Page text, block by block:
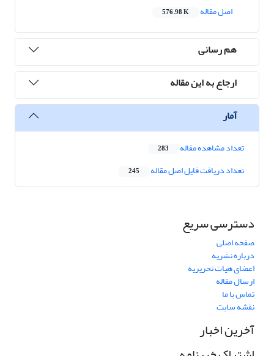
اصل مقاله
576.98 K
هم رسانی
ارجاع به این مقاله
آمار
تعداد مشاهده مقاله 283
تعداد دریافت فایل اصل مقاله 245
دسترسی سریع
صفحه اصلی
درباره نشریه
اعضای هیات تحریریه
ارسال مقاله
تماس با ما
نقشه سایت
آخرین اخبار